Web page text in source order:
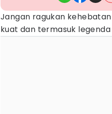
Jangan ragukan kehebatan
kuat dan termasuk